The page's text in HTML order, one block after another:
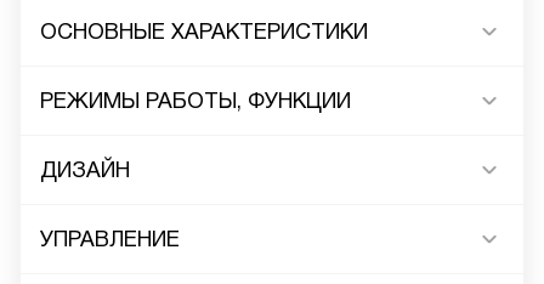
ОСНОВНЫЕ ХАРАКТЕРИСТИКИ
РЕЖИМЫ РАБОТЫ, ФУНКЦИИ
ДИЗАЙН
УПРАВЛЕНИЕ